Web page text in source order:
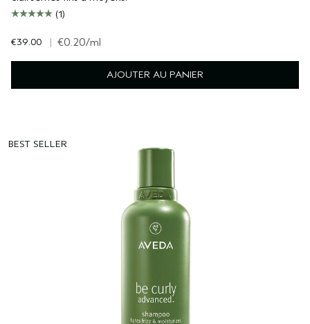
(1)
€39.00 | €0.20/ml
AJOUTER AU PANIER
BEST SELLER